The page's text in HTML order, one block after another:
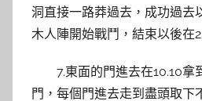
洞直接一路莽過去，成功過去
木人陣開始戰鬥，結束以後在
7.東面的門進去在10.10拿
門，每個門進去走到盡頭取下